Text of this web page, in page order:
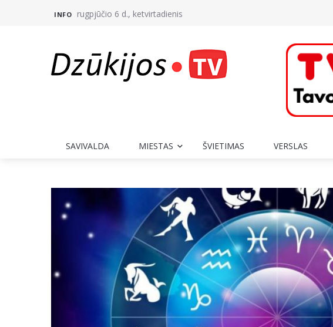
INFO rugpjūčio 6 d., ketvirtadienis
SAVIVALDA MIESTAS ŠVIETIMAS VERSLAS